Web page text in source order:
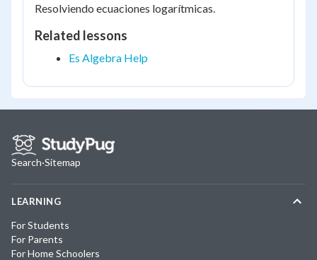
Resolviendo ecuaciones logarítmicas.
Related lessons
Es Algebra Help
Search·Sitemap
LEARNING
For Students
For Parents
For Home Schoolers